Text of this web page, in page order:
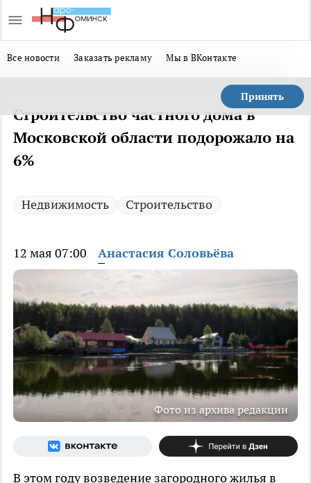
Все новости Заказать рекламу Мы в ВКонтакте
Принять
Строительство частного дома в
Московской области подорожало на
6%
Недвижимость Строительство
12 мая 07:00 Анастасия Соловьёва
Фото из архива редакции
В этом году возведение загородного жилья в